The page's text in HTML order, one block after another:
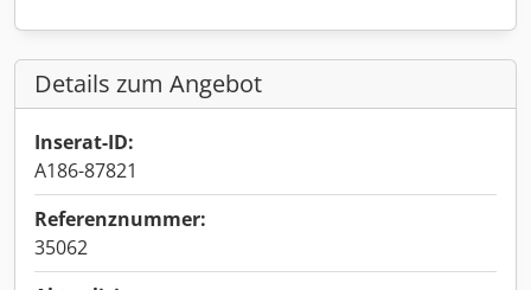
Details zum Angebot
Inserat-ID:
A186-87821
Referenznummer:
35062